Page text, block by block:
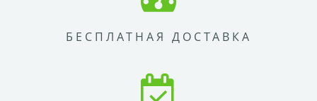
БЕСПЛАТНАЯ ДОСТАВКА